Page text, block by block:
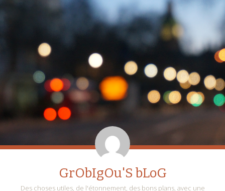
GrObIgOu'S bLoG
Des choses utiles, de l'étonnement, des bons plans, avec une